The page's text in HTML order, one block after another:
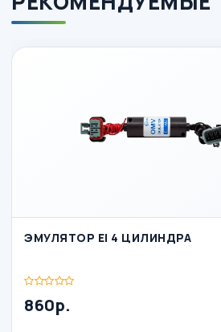
ЭМУЛЯТОР EI 4 ЦИЛИНДРА
860р.